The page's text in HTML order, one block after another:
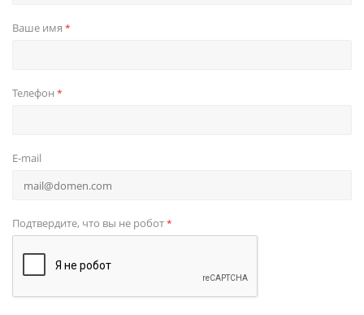
Ваше имя *
Телефон *
E-mail
Подтвердите, что вы не робот*